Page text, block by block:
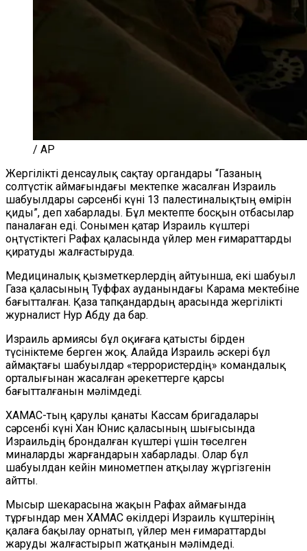
/ AP
Жергілікті денсаулық сақтау органдары “Газаның
солтүстік аймағындағы мектепке жасалған Израиль
шабуылдары сәрсенбі күні 13 палестиналықтың өмірін
қиды”, деп хабарлады. Бұл мектепте босқын отбасылар
паналаған еді. Сонымен қатар Израиль күштері
оңтүстіктегі Рафах қаласында үйлер мен ғимараттарды
қиратуды жалғастыруда.
Медициналық қызметкерлердің айтуынша, екі шабуыл
Газа қаласының Туффах ауданындағы Карама мектебіне
бағытталған. Қаза тапқандардың арасында жергілікті
журналист Нур Абду да бар.
Израиль армиясы бұл оқиғаға қатысты бірден
түсініктеме берген жоқ. Алайда Израиль әскері бұл
аймақтағы шабуылдар «террористердің» командалық
орталығынан жасалған әрекеттерге қарсы
бағытталғанын мәлімдеді.
ХАМАС-тың қарулы қанаты Кассам бригадалары
сәрсенбі күні Хан Юнис қаласының шығысында
Израильдің брондалған күштері үшін төселген
миналарды жарғандарын хабарлады. Олар бұл
шабуылдан кейін минометпен атқылау жүргізгенін
айтты.
Мысыр шекарасына жақын Рафах аймағында
тұрғындар мен ХАМАС өкілдері Израиль күштерінің
қалаға бақылау орнатып, үйлер мен ғимараттарды
жаруды жалғастырып жатқанын мәлімдеді.